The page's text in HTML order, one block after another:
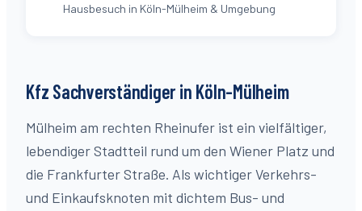
Hausbesuch in Köln-Mülheim & Umgebung
Kfz Sachverständiger in Köln-Mülheim
Mülheim am rechten Rheinufer ist ein vielfältiger,
lebendiger Stadtteil rund um den Wiener Platz und
die Frankfurter Straße. Als wichtiger Verkehrs-
und Einkaufsknoten mit dichtem Bus- und